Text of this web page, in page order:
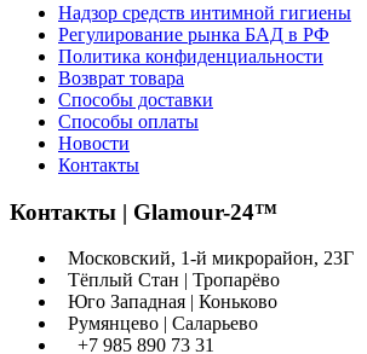
Надзор средств интимной гигиены
Регулирование рынка БАД в РФ
Политика конфиденциальности
Возврат товара
Способы доставки
Способы оплаты
Новости
Контакты
Контакты | Glamour-24™
Московский, 1-й микрорайон, 23Г
Тёплый Стан | Тропарёво
Юго Западная | Коньково
Румянцево | Саларьево
+7 985 890 73 31